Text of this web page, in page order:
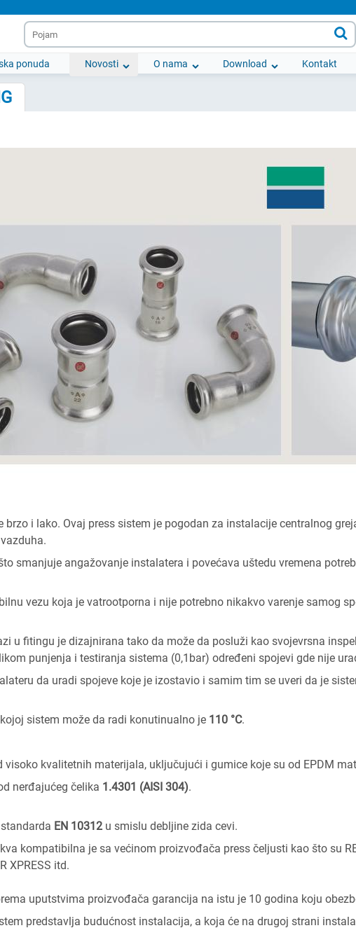
ponuda Novosti O nama Download Kontakt

brzo i lako. Ovaj press sistem je pogodan za instalacije centralnog
smanjuje angažovanje instalatera i povećava uštedu vremena
vezu koja je vatrootporna i nije potrebno nikakvo varenje samog
u fitingu je dizajnirana tako da može da posluži kao svojevrsna
punjenja i testiranja sistema (0,1bar) određeni spojevi gde nije
da uradi spojeve koje je izostavio i samim tim se uveri da je
sistem može da radi konutinualno je 110 °C.
visoko kvalitetnih materijala, uključujući i gumice koje su od EPDM
nerđajućeg čelika 1.4301 (AISI 304).
EN 10312 u smislu debljine zida cevi.
kompatibilna je sa većinom proizvođača press čeljusti kao što su
XPRESS itd.
uputstvima proizvođača garancija na istu je 10 godina koju
predstavlja budućnost instalacija, a koja će na drugoj strani